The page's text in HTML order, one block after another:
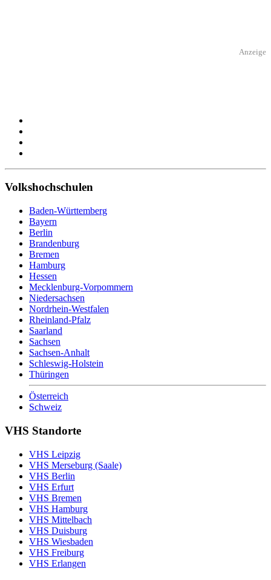
Anzeige
Volkshochschulen
Baden-Württemberg
Bayern
Berlin
Brandenburg
Bremen
Hamburg
Hessen
Mecklenburg-Vorpommern
Niedersachsen
Nordrhein-Westfalen
Rheinland-Pfalz
Saarland
Sachsen
Sachsen-Anhalt
Schleswig-Holstein
Thüringen
Österreich
Schweiz
VHS Standorte
VHS Leipzig
VHS Merseburg (Saale)
VHS Berlin
VHS Erfurt
VHS Bremen
VHS Hamburg
VHS Mittelbach
VHS Duisburg
VHS Wiesbaden
VHS Freiburg
VHS Erlangen